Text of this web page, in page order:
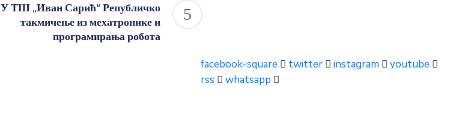
У ТШ „Иван Сарић“ Републичко
такмичење из мехатронике и
програмирања робота
facebook-square twitter instagram
youtube
rss
whatsapp